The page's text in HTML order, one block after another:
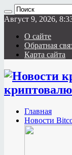
Август 9, 2026,
О сайте
Обратная
Карта сайта
Главная
Новости